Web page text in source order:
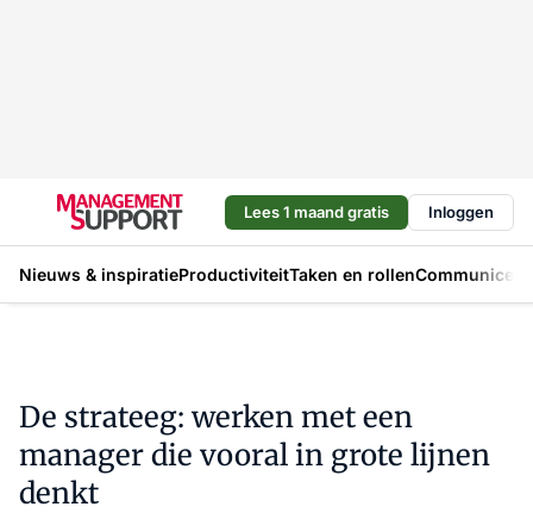
Lees 1 maand gratis Inloggen
Nieuws & inspiratieProductiviteitTaken en rollen
De strateeg: werken met een
manager die vooral in grote lijnen
denkt